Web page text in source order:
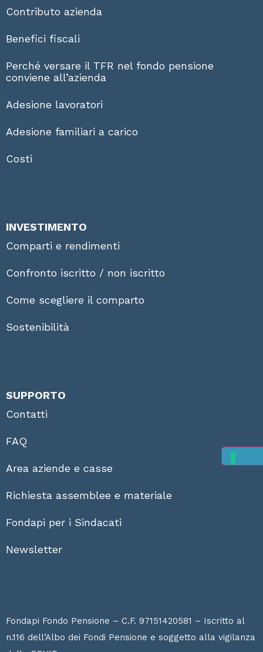
Contributo azienda
Benefici fiscali
Perché versare il TFR nel fondo pensione
conviene all’azienda
Adesione lavoratori
Adesione familiari a carico
Costi
INVESTIMENTO
Comparti e rendimenti
Confronto iscritto / non iscritto
Come scegliere il comparto
Sostenibilità
SUPPORTO
Contatti
FAQ
Area aziende e casse
Richiesta assemblee e materiale
Fondapi per i Sindacati
Newsletter
Fondapi Fondo Pensione – C.F. 97151420581 – Iscritto al
n.116 dell’Albo dei Fondi Pensione e soggetto alla vigilanza